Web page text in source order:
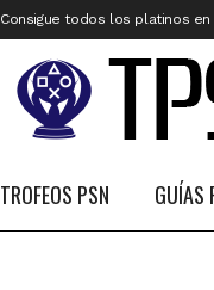
Consigue todos los platinos en
TROFEOS PSN GUÍAS